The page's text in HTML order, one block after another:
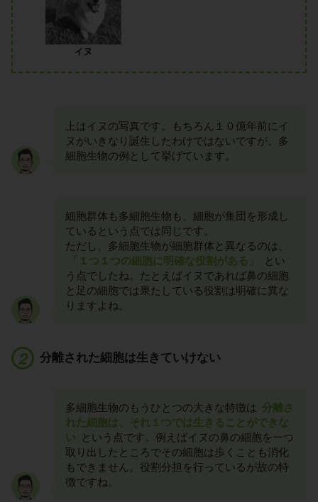
上はイヌの写真です。もちろん１０億年前にイ
ヌがいきなり誕生したわけではないですが、多
細胞生物の例として挙げています。
細胞群体も多細胞生物も、細胞が集団を形成し
ているという点では同じです。
ただし、多細胞生物が細胞群体と異なるのは、
「１つ１つの細胞に明確な役割がある」
とい
う点でしたね。たとえばイヌであれば鼻の細胞
と足の細胞では果たしている役割は明確に異な
りますよね。
分離された細胞は生きていけない
多細胞生物のもうひとつの大きな特徴は 分離さ
れた細胞は、それ１つでは生きることができな
い
という点です。例えばイヌの鼻の細胞を一つ
取り出したところでその細胞は歩くことも消化
もできません。役割分担を行っているが故の特
徴ですね。